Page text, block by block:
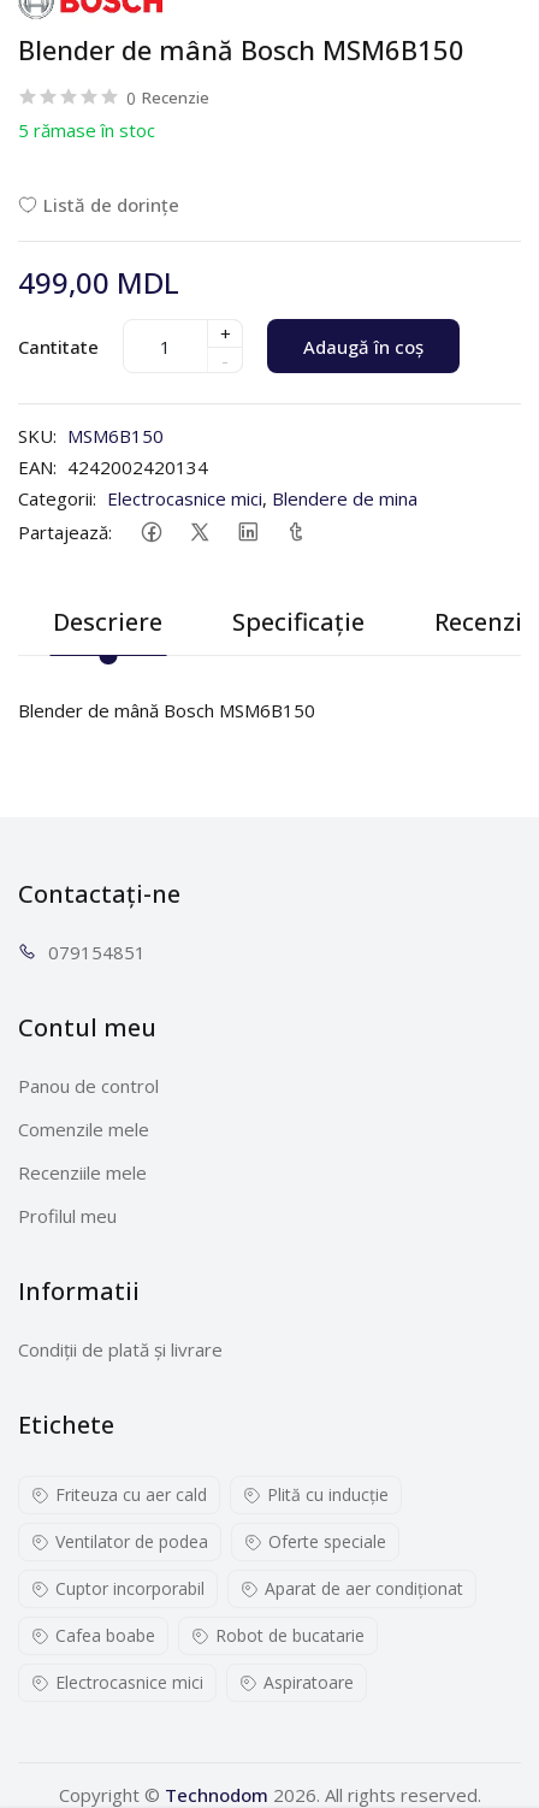
Blender de mână Bosch MSM6B150
0 Recenzie
5 rămase în stoc
Listă de dorințe
499,00 MDL
Cantitate
+
-
Adaugă în coș
SKU: MSM6B150
EAN: 4242002420134
Categorii: Electrocasnice mici, Blendere de mina
Partajează:
Descriere Specificație Recenzii
Blender de mână Bosch MSM6B150
Contactați-ne
0791 54851
Contul meu
Panou de control
Comenzile mele
Recenziile mele
Profilul meu
Informatii
Condiții de plată și livrare
Etichete
Friteuza cu aer cald Plită cu inducţie
Ventilator de podea Oferte speciale
Cuptor incorporabil Aparat de aer condiționat
Cafea boabe Robot de bucatarie
Electrocasnice mici Aspiratoare
Copyright © Technodom 2026. All rights reserved.